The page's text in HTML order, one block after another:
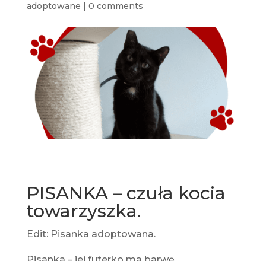
adoptowane | 0 comments
PISANKA – czuła kocia
towarzyszka.
Edit: Pisanka adoptowana.